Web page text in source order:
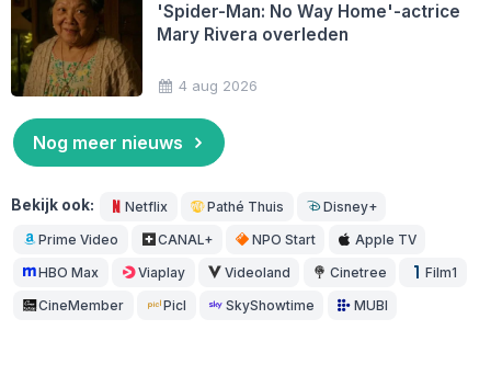
'Spider-Man: No Way Home'-actrice
Mary Rivera overleden
4 aug 2026
Nog meer nieuws
Bekijk ook: Netflix Pathé Thuis Disney+
Prime Video CANAL+ NPO Start Apple TV
HBO Max Viaplay Videoland Cinetree Film1
CineMember Picl SkyShowtime MUBI